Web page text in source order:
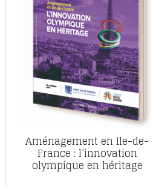
: F. Vauglin détaille sa
parisien- 17
la tech et de la finance
de la location de luxe-
Aménagement en Ile-de-
France : l’innovation
olympique en héritage